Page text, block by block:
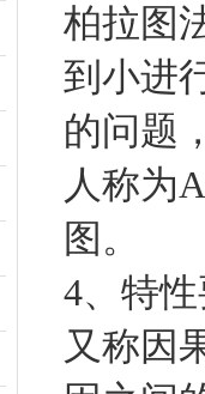
柏拉图
到小进
的问题
人称为
图。
4、特
又称因